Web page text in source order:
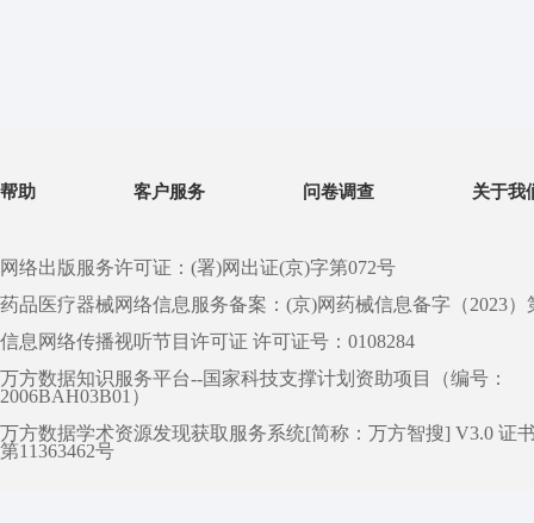
帮助 客户服务 问卷调查 关于我
网络出版服务许可证：(署)网出证(京)字第072号
药品医疗器械网络信息服务备案：(京)网药械信息备字（2023）
信息网络传播视听节目许可证 许可证号：0108284
万方数据知识服务平台--国家科技支撑计划资助项目（编号：
2006BAH03B01）
万方数据学术资源发现获取服务系统[简称：万方智搜] V3.0 证
第11363462号